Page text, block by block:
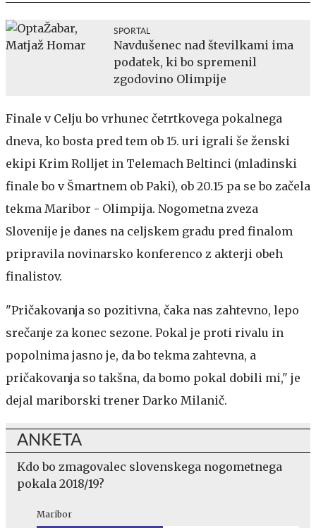
SPORTAL
Navdušenec nad številkami ima
podatek, ki bo spremenil
zgodovino Olimpije
Finale v Celju bo vrhunec četrtkovega pokalnega
dneva, ko bosta pred tem ob 15. uri igrali še ženski
ekipi Krim Rolljet in Telemach Beltinci (mladinski
finale bo v Šmartnem ob Paki), ob 20.15 pa se bo začela
tekma Maribor - Olimpija. Nogometna zveza
Slovenije je danes na celjskem gradu pred finalom
pripravila novinarsko konferenco z akterji obeh
finalistov.
"Pričakovanja so pozitivna, čaka nas zahtevno, lepo
srečanje za konec sezone. Pokal je proti rivalu in
popolnima jasno je, da bo tekma zahtevna, a
pričakovanja so takšna, da bomo pokal dobili mi," je
dejal mariborski trener Darko Milanič.
ANKETA
Kdo bo zmagovalec slovenskega nogometnega
pokala 2018/19?
Maribor